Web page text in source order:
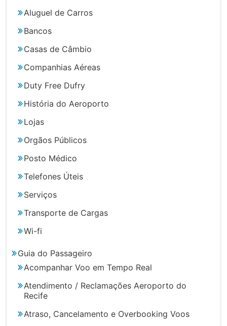
Aluguel de Carros
Bancos
Casas de Câmbio
Companhias Aéreas
Duty Free Dufry
História do Aeroporto
Lojas
Orgãos Públicos
Posto Médico
Telefones Úteis
Serviços
Transporte de Cargas
Wi-fi
Guia do Passageiro
Acompanhar Voo em Tempo Real
Atendimento / Reclamações Aeroporto do
Recife
Atraso, Cancelamento e Overbooking Voos